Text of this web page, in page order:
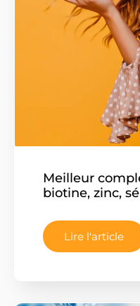
Meilleur
biotine, zinc,
Lire l'article